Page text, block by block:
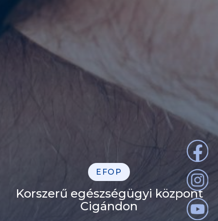
EFOP
Korszerű egészségügyi központ
Cigándon